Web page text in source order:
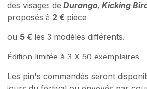
des visages de Durango, Kicking
proposés à 2 € pièce
ou 5 € les 3 modèles différents.
Édition limitée à 3 X 50 exemplaires.
Les pin's commandés seront